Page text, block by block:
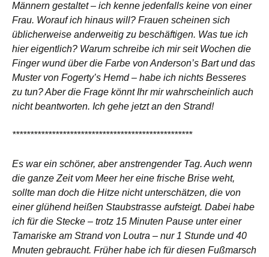
Männern gestaltet – ich kenne jedenfalls keine von einer
Frau. Worauf ich hinaus will? Frauen scheinen sich
üblicherweise anderweitig zu beschäftigen. Was tue ich
hier eigentlich? Warum schreibe ich mir seit Wochen die
Finger wund über die Farbe von Anderson’s Bart und das
Muster von Fogerty’s Hemd – habe ich nichts Besseres
zu tun? Aber die Frage könnt Ihr mir wahrscheinlich auch
nicht beantworten. Ich gehe jetzt an den Strand!
**************************************************
Es war ein schöner, aber anstrengender Tag. Auch wenn
die ganze Zeit vom Meer her eine frische Brise weht,
sollte man doch die Hitze nicht unterschätzen, die von
einer glühend heißen Staubstrasse aufsteigt. Dabei habe
ich für die Stecke – trotz 15 Minuten Pause unter einer
Tamariske am Strand von Loutra – nur 1 Stunde und 40
Mnuten gebraucht. Früher habe ich für diesen Fußmarsch